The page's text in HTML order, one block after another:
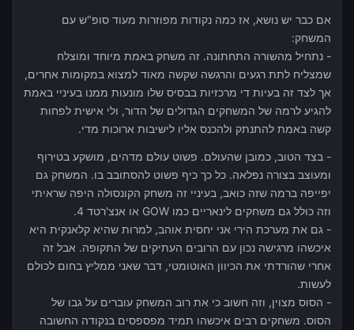
אם כבר יש נושא, אז כמה נקודות מפוזרות מעוד סופ"ש עם
המשחק:
- נתחיל מהשורה התחתונה. זה משחק באמת מיוחד ומוצלח
שמצליח לתת רגעים והרגשה שקשה מאוד למצוא במקומות אחרים,
אך לצד זה בעיות די מרכזיות בבסיס שלו מונעות ממנו בעיניי באמת
להגיע לרמה של המשחקים הגדולים של הדור, ולי אישית לפחות
קשה באמת להתנתק ולהכנס אליו לישיבות ארוכות מדי.
- בצד הטוב, כמובן שהעולם. פשוט עולם מדהים, מושקע בטירוף
ומעוצב בצורה נפלאה. כל כך כיף פשוט להסתובב בו. המשחק גם
יפייפה ברמה שזה כואב, בעיניי זה משחק הקונסולה היפה שראיתי
וזה כולל גם משחקים לינאריים כמו GOW או אנצ'רטד 4.
- גם את מערכת הירי אני יחסית אוהב, למרות שהיא קלאנקית היא
איכשהו מרגישה נכון עם הרובים העתיקים של התקופה. אבל זה
אחרי שהורדתי את הכיוון האוטומטי, דבר שאני ממליץ בחום לכולם
לעשות.
- הסוס מצוין, וזה חשוב כי את רוב המשחק עוברים על גבו של
הסוס. משחקים רבים איכשהו תמיד מפספסים בנקודה החשובה